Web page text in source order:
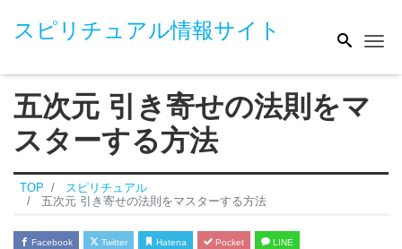
スピリチュアル情報サイト
五次元 引き寄せの法則をマ
スターする方法
TOP
スピリチュアル
五次元 引き寄せの法則をマスターする方法
Facebook Twitter Hatena Pocket LINE